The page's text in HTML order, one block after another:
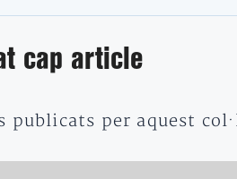
cap article
publicats per aquest